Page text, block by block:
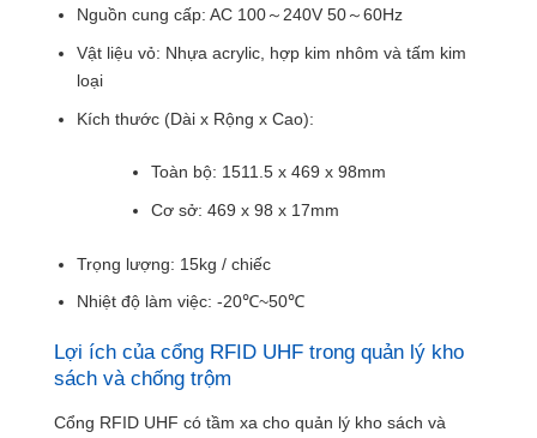
Nguồn cung cấp: AC 100～240V 50～60Hz
Vật liệu vỏ: Nhựa acrylic, hợp kim nhôm và tấm kim
loại
Kích thước (Dài x Rộng x Cao):
Toàn bộ: 1511.5 x 469 x 98mm
Cơ sở: 469 x 98 x 17mm
Trọng lượng: 15kg / chiếc
Nhiệt độ làm việc: -20℃~50℃
Lợi ích của cổng RFID UHF trong quản lý kho
sách và chống trộm
Cổng RFID UHF có tầm xa cho quản lý kho sách và